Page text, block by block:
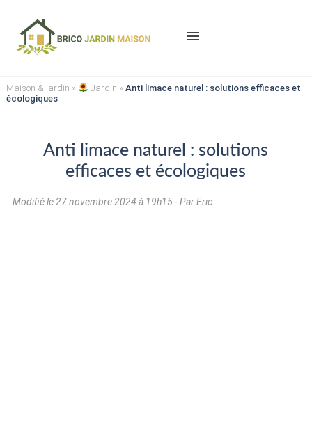
menu
Maison & jardin » Jardin » Anti limace naturel : solutions efficaces et
écologiques
Anti limace naturel : solutions
efficaces et écologiques
Modifié le27 novembre 2024 à 19h15- Par Eric